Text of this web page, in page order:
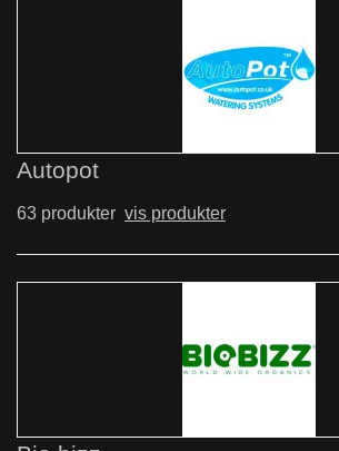
Autopot
63 produkter vis produkter